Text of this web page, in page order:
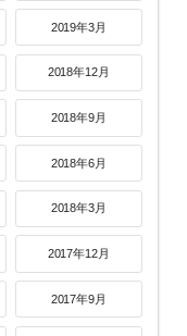
2019年3月
2018年12月
2018年9月
2018年6月
2018年3月
2017年12月
2017年9月